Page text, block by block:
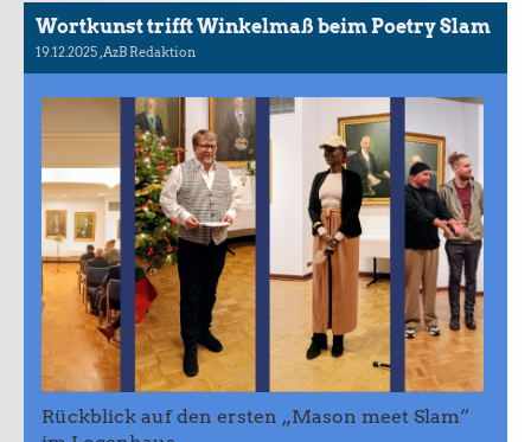
Wortkunst trifft Winkelmaß beim Poetry Slam
19.12.2025, AzB Redaktion
Rückblick auf den ersten „Mason meet Slam“